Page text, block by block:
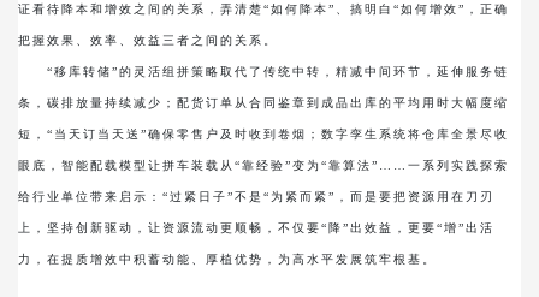
证看待降本和增效之间的关系，弄清楚“如何降本”、搞明白“如何增效”，正确
把握效果、效率、效益三者之间的关系。
“移库转储”的灵活组拼策略取代了传统中转，精减中间环节，延伸服务链
条，碳排放量持续减少；配货订单从合同鉴章到成品出库的平均用时大幅度缩
短，“当天订当天送”确保零售户及时收到卷烟；数字孪生系统将仓库全景尽收
眼底，智能配载模型让拼车装载从“靠经验”变为“靠算法”……一系列实践探索
给行业单位带来启示：“过紧日子”不是“为紧而紧”，而是要把资源用在刀刃
上，坚持创新驱动，让资源流动更顺畅，不仅要“降”出效益，更要“增”出活
力，在提质增效中积蓄动能、厚植优势，为高水平发展筑牢根基。